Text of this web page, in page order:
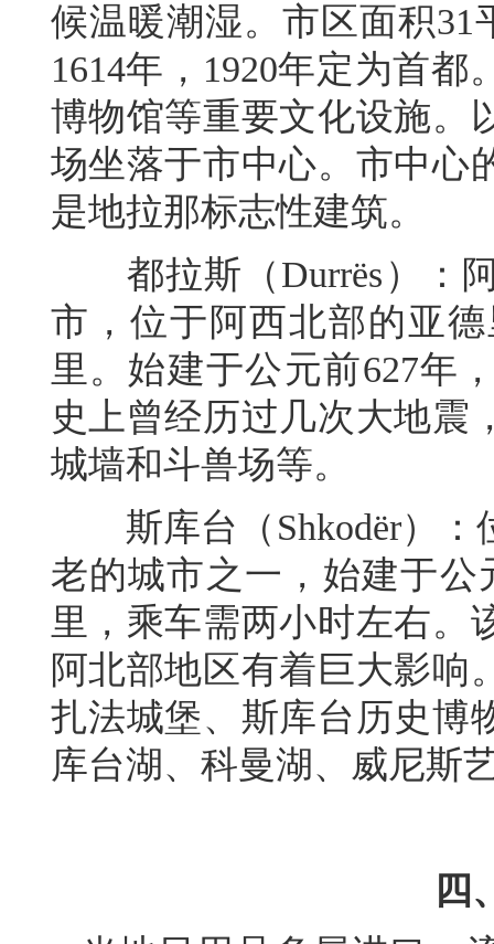
候温暖潮湿。市区面积31
1614年，1920年定为首
博物馆等重要文化设施。
场坐落于市中心。市中心
是地拉那标志性建筑。
都拉斯（Durrës）：阿
市，位于阿西北部的亚
里。始建于公元前627年
史上曾经历过几次大地震
城墙和斗兽场等。
斯库台（Shkodër）：
老的城市之一，始建于公
里，乘车需两小时左右。
阿北部地区有着巨大影响
扎法城堡、斯库台历史博
库台湖、科曼湖、威尼斯
四